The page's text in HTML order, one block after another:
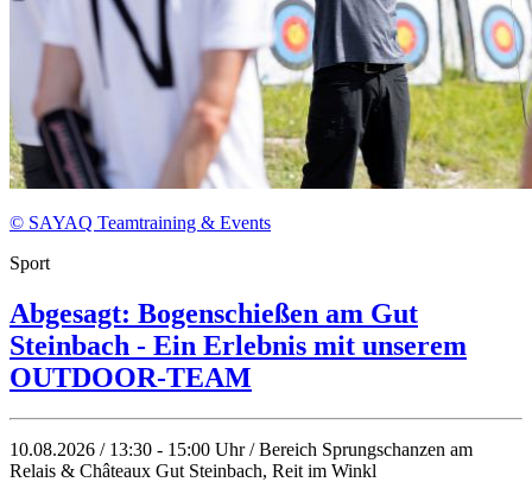
© SAYAQ Teamtraining & Events
Sport
Abgesagt: Bogenschießen am Gut
Steinbach - Ein Erlebnis mit unserem
OUTDOOR-TEAM
10.08.2026 / 13:30 - 15:00 Uhr / Bereich Sprungschanzen am
Relais & Châteaux Gut Steinbach, Reit im Winkl